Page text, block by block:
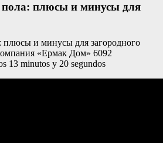
пола: плюсы и минусы для
плюсы и минусы для загородного
«Ермак Дом» 6092
13 minutos y 20 segundos